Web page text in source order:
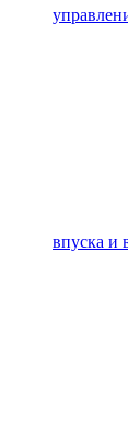
впуска и